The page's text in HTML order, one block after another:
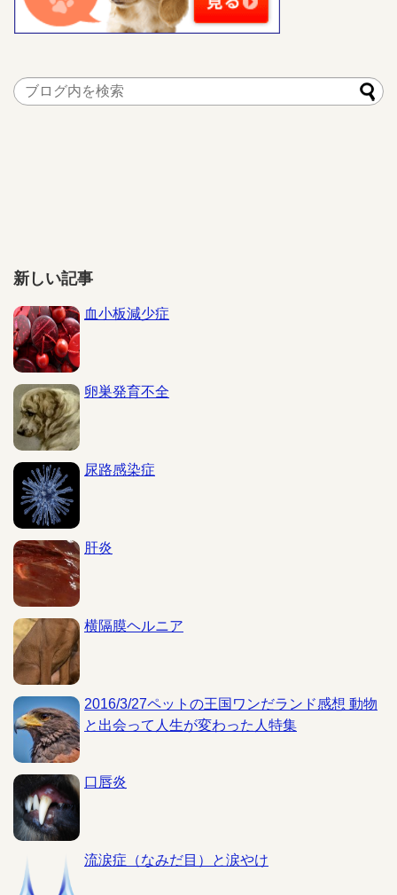
新しい記事
血小板減少症
卵巣発育不全
尿路感染症
肝炎
横隔膜ヘルニア
2016/3/27ペットの王国ワンだランド感想 動物
と出会って人生が変わった人特集
口唇炎
流涙症（なみだ目）と涙やけ